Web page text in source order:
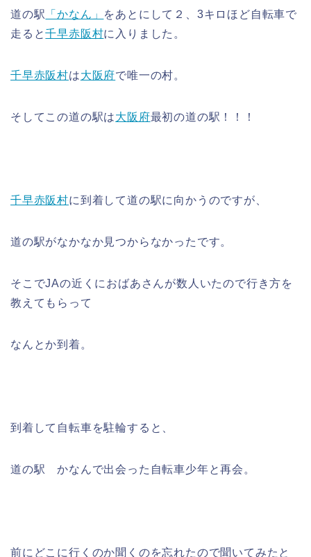
道の駅 「かなん」 をあとにして２、3キロほど自転車で
走ると千早赤阪村に入りました。
千早赤阪村は大阪府で唯一の村。
そしてこの道の駅は大阪府最初の道の駅！！！
千早赤阪村に到着して道の駅に向かうのですが、
道の駅がなかなか見つからなかったです。
そこでJAの近くにおばあさんが数人いたので行き方を
教えてもらって
なんとか到着。
到着して自転車を駐輪すると、
道の駅 かなんで出会った自転車少年と再会。
前にどこに行くのか聞くのを忘れたので聞いてみたと